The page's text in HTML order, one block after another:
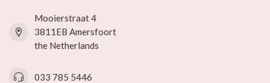
Mooierstraat 4
3811EB Amersfoort
the Netherlands
033 785 5446